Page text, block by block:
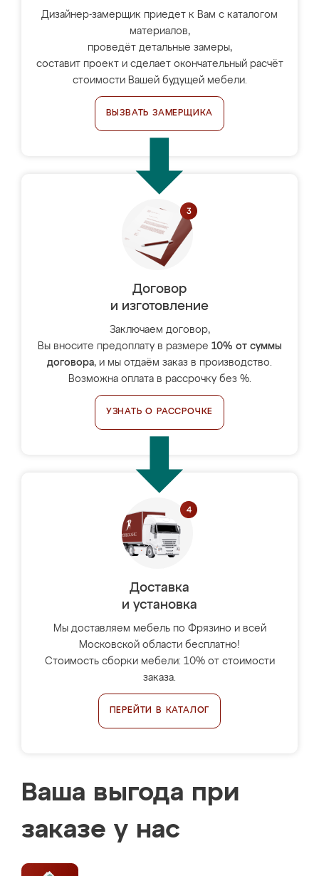
Дизайнер-замерщик приедет к Вам с каталогом
материалов,
проведёт детальные замеры,
составит проект и сделает окончательный расчёт
стоимости Вашей будущей мебели.
ВЫЗВАТЬ ЗАМЕРЩИКА
Договор
и изготовление
Заключаем договор,
Вы вносите предоплату в размере 10% от суммы
договора, и мы отдаём заказ в производство.
Возможна оплата в рассрочку без %.
УЗНАТЬ О РАССРОЧКЕ
Доставка
и установка
Мы доставляем мебель по Фрязино и всей
Московской области бесплатно!
Стоимость сборки мебели: 10% от стоимости
заказа.
ПЕРЕЙТИ В КАТАЛОГ
Ваша выгода при
заказе у нас